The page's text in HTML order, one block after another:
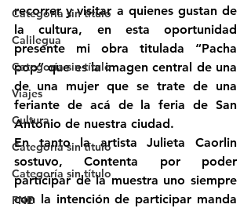
Categoría sin título
Calilegua
Categoría sin título
Viajes
Cultura
Categoría sin título
Categoría sin título
FNE
recorrer y visitar a quienes gustan de
la cultura, en esta oportunidad
presente mi obra titulada “Pacha
pop” que es la imagen central de una
de una mujer que se trate de una
feriante de acá de la feria de San
Antonio de nuestra ciudad.
En tanto la artista Julieta Caorlin
sostuvo, Contenta por poder
participar de la muestra uno siempre
con la intención de participar manda